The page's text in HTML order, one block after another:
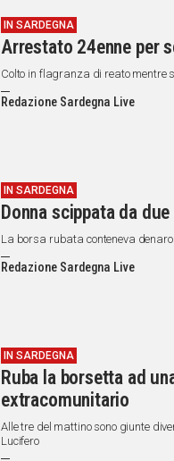
IN SARDEGNA
Arrestato 24enne per
Colto in flagranza di reato mentre
Redazione Sardegna Live
IN SARDEGNA
Donna scippata da
La borsa rubata conteneva denaro
Redazione Sardegna Live
IN SARDEGNA
Ruba la borsetta ad
extracomunitario
Alle tre del mattino sono giunte
Lucifero